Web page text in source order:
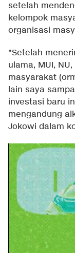
setelah
kelompok
organisasi
"Setelah
ulama, MUI,
masyarakat
lain saya
investasi baru
mengandung
Jokowi dalam